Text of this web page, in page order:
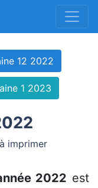
12 2022
1 2023
imprimer
2022 est